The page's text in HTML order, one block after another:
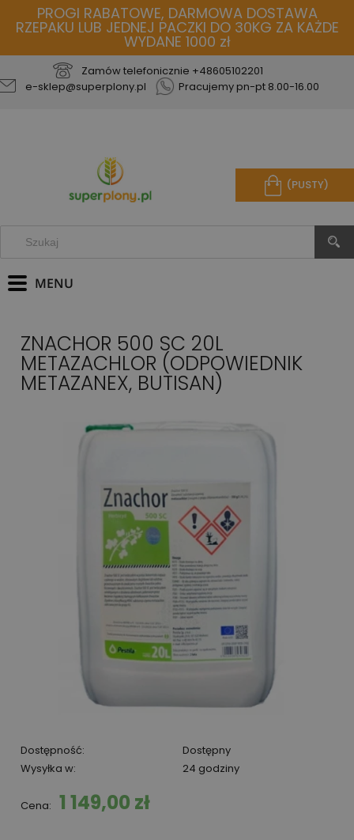
PROGI RABATOWE, DARMOWA DOSTAWA
RZEPAKU LUB JEDNEJ PACZKI DO 30KG ZA KAŻDE
WYDANE 1000 zł
Zamów telefonicznie +48605102201
e-sklep@superplony.pl
Pracujemy pn-pt 8.00-16.00
(PUSTY)
ZNACHOR 500 SC 20L
METAZACHLOR (ODPOWIEDNIK
METAZANEX, BUTISAN)
Dostępność:
Dostępny
Wysyłka w:
24 godziny
Cena: 1 149,00 zł